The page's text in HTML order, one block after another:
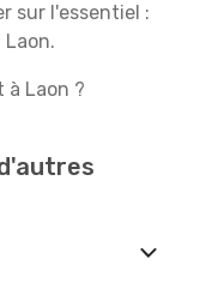
sur l'essentiel :
Laon ?